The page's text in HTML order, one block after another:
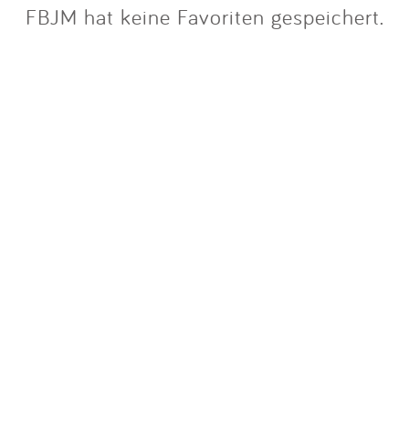
Blog
FBJM hat keine Favoriten gespeichert.